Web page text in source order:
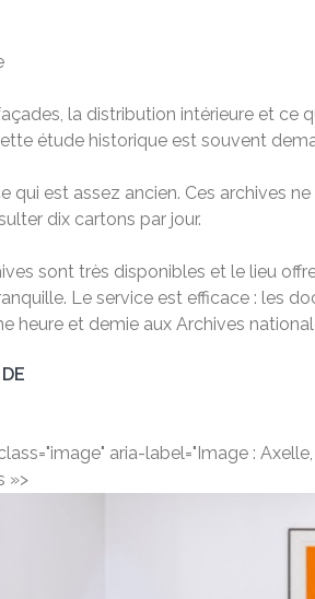
la distribution intérieure et ce
étude historique est souvent
qui est assez ancien. Ces archives
dix cartons par jour.
sont très disponibles et le lieu
Le service est efficace : les
heure et demie aux Archives
aria-label="Image :
»>